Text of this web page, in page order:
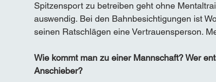
Spitzensport zu betreiben geht ohne
auswendig. Bei den Bahnbesichtigungen ist
seinen Ratschlägen eine Vertrauensperson.
Wie kommt man zu einer Mannschaft? Wer
Anschieber?